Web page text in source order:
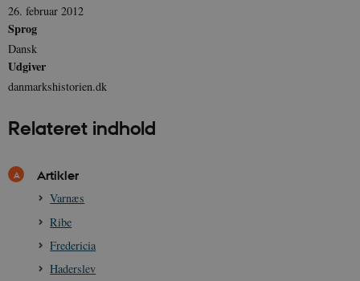
26. februar 2012
Sprog
Dansk
Udgiver
danmarkshistorien.dk
Relateret indhold
Artikler
Varnæs
Ribe
Fredericia
Haderslev
Nødvendige cookies hjælper med at gøre
Navn
sp_t